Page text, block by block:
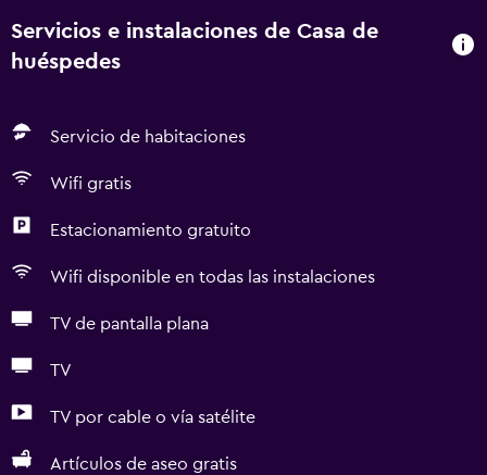
Servicios e instalaciones de Casa de
huéspedes
Servicio de habitaciones
Wifi gratis
Estacionamiento gratuito
Wifi disponible en todas las instalaciones
TV de pantalla plana
TV
TV por cable o vía satélite
Artículos de aseo gratis